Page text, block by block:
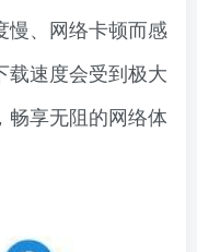
慢、网络卡顿而感
载速度会受到极大
畅享无阻的网络体